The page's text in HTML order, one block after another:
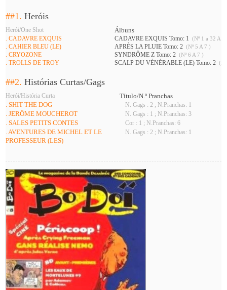
##1.Heróis
Herói/One Shot Álbuns
. CADAVRE EXQUIS CADAVRE EXQUIS Tomo: 1 (Nº 1 a 32 A
. CAHIER BLEU (LE) APRÈS LA PLUIE Tomo: 2 (Nº 5 A 7 )
. CRYOZONE SYNDRÔME Z Tomo: 2 (Nº 6 A 7 )
. TROLLS DE TROY SCALP DU VÉNÉRABLE (LE) Tomo: 2
##2.Histórias Curtas/Gags
Herói/História Curta
Título/N.º Pranchas
. SHIT THE DOG
N. Gags : 2 ; N.Pranchas: 1
. JERÔME MOUCHEROT N. Gags : 1 ; N.Pranchas: 3
. SALES PETITS CONTES Cor : 1 ; N.Pranchas: 6
. AVENTURES DE MICHEL ET LE
PROFESSEUR (LES)
N. Gags : 2 ; N.Pranchas: 1